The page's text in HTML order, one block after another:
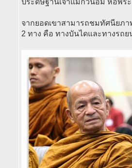
ประดิษฐานเจ้าแม่กวนอิม หอพร
จากยอดเขาสามารถชมทัศนียภา
2 ทาง คือ ทางบันไดและทางรถ